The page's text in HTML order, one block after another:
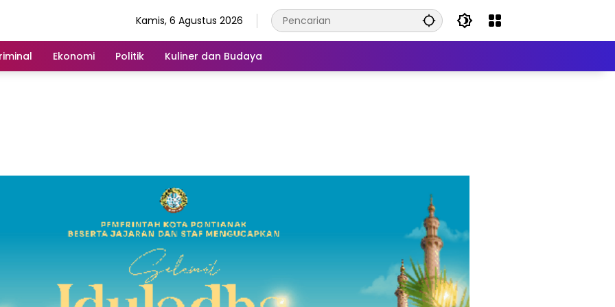
Kamis, 6 Agustus 2026
Ekonomi Politik Kuliner dan Budaya